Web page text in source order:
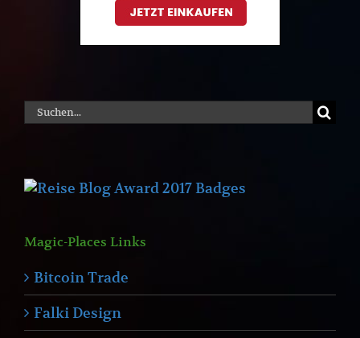
Suche
nach:
Magic-Places Links
Bitcoin Trade
Falki Design